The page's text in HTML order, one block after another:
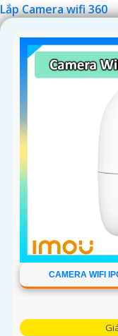
Lắp Camera wifi 360
CAMERA WIFI